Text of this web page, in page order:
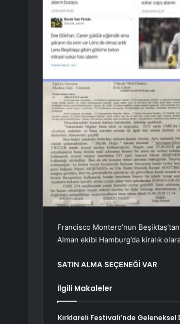
Francisco Montero’nun
Alman ekibi Hamburg’da kiralık
SATIN ALMA SEÇENEĞİ VAR
İlgili Makaleler
Kırklareli Festivali’nde Geleneksel